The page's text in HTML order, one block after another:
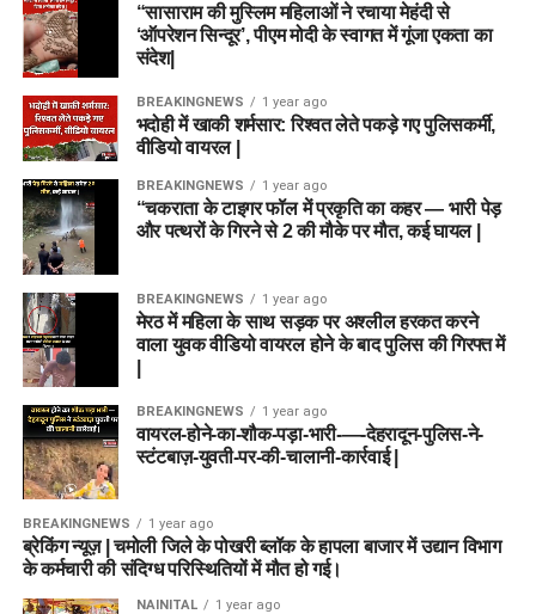
“सासाराम की मुस्लिम महिलाओं ने रचाया मेहंदी से
‘ऑपरेशन सिन्दूर’, पीएम मोदी के स्वागत में गूंजा एकता का
संदेश|
BREAKINGNEWS 1 year ago
भदोही में खाकी शर्मसार: रिश्वत लेते पकड़े गए पुलिसकर्मी,
वीडियो वायरल |
BREAKINGNEWS 1 year ago
“चकराता के टाइगर फॉल में प्रकृति का कहर — भारी पेड़
और पत्थरों के गिरने से 2 की मौके पर मौत, कई घायल |
BREAKINGNEWS 1 year ago
मेरठ में महिला के साथ सड़क पर अश्लील हरकत करने
वाला युवक वीडियो वायरल होने के बाद पुलिस की गिरफ्त में
BREAKINGNEWS 1 year ago
वायरल-होने-का-शौक-पड़ा-भारी-—-देहरादून-पुलिस-ने-
स्टंटबाज़-युवती-पर-की-चालानी-कार्रवाई |
BREAKINGNEWS 1 year ago
ब्रेकिंग न्यूज़ | चमोली जिले के पोखरी ब्लॉक के हापला बाजार में उद्यान विभाग
के कर्मचारी की संदिग्ध परिस्थितियों में मौत हो गई।
NAINITAL 1 year ago